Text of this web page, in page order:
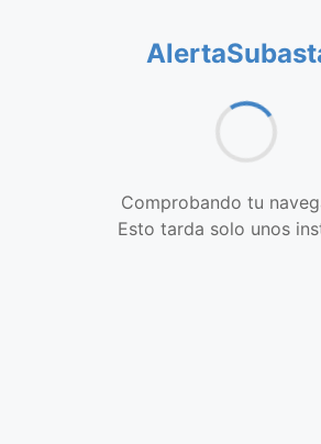
Comprobando tu
Esto tarda solo unos